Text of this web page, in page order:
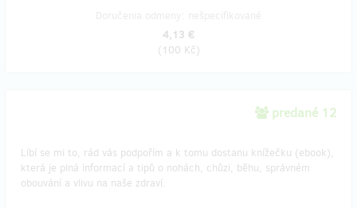
4,13 €
(100 Kč)
predané 12
Líbí se mi to, rád vás podpořím a k tomu dostanu knížečku (ebook),
která je plná informací a tipů o nohách, chůzi, běhu, správném
obouvání a vlivu na naše zdraví.